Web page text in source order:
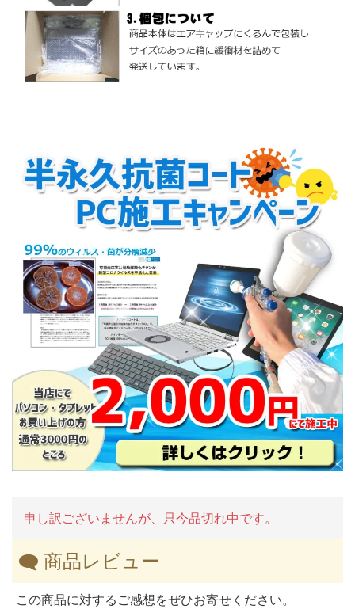
申し訳ございませんが、只今品切れ中です。
商品レビュー
この商品に対するご感想をぜひお寄せください。